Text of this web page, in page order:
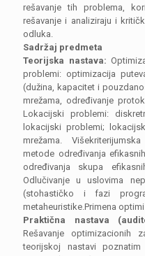
rešavanje tih problema,
rešavanje i analiziraju i
odluka.
Sadržaj predmeta
Teorijska nastava:
problemi: optimizacija
(dužina, kapacitet i
mrežama, određivanje
Lokacijski problemi:
lokacijski problemi;
mrežama.
metode određivanja
određivanja skupa
Odlučivanje u uslovima
(stohastičko i fazi
metaheuristike.Primena
Praktična nastava
Rešavanje optimizacionih
teorijskoj nastavi